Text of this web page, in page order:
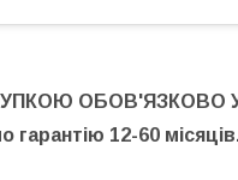
ОБОВ'ЯЗКОВО
12-60